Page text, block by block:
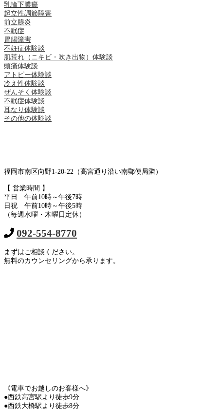
乳輪下膿瘍
起立性調節障害
前立腺炎
不眠症
胃腸障害
不妊症体験談
肌荒れ（ニキビ・吹き出物）体験談
頭痛体験談
アトピー体験談
冷え性体験談
ぜんそく体験談
不眠症体験談
耳なり体験談
その他の体験談
福岡市南区向野1-20-22（高宮通り沿い南郵便局隣）
【 営業時間 】
平日 午前10時～午後7時
日祝 午前10時～午後5時
（毎週水曜・木曜日定休）
092-554-8770
まずはご相談ください。
無料のカウンセリングから承ります。
《電車でお越しのお客様へ》
●西鉄高宮駅より徒歩9分
●西鉄大橋駅より徒歩8分